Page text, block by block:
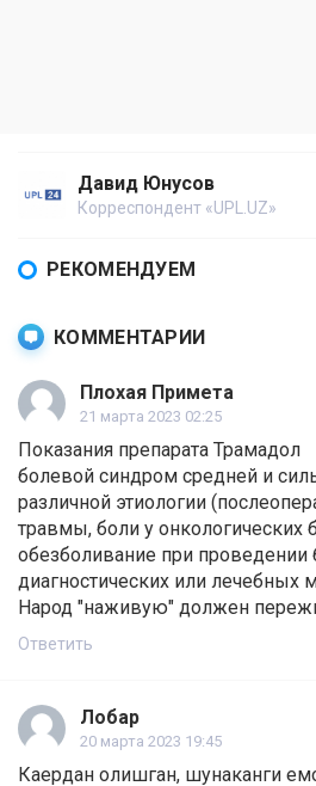
Давид Юнусов
Корреспондент «UPL.UZ»
РЕКОМЕНДУЕМ
КОММЕНТАРИИ
Плохая Примета
21 марта 2023 02:25
Показания препарата Трамадол
болевой синдром средней и
различной этиологии
травмы, боли у онкологических
обезболивание при проведении
диагностических или лечебных
Народ "наживую" должен
Ответить
Лобар
20 марта 2023 19:45
Каердан олишган, шунаканги